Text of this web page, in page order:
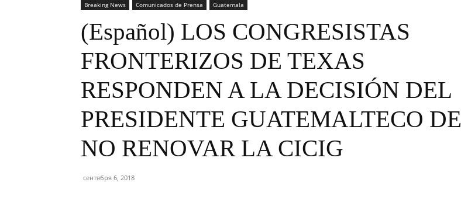
Breaking News Comunicados de Prensa Guatemala
(Español) LOS CONGRESISTAS
FRONTERIZOS DE TEXAS
RESPONDEN A LA DECISIÓN DEL
PRESIDENTE GUATEMALTECO DE
NO RENOVAR LA CICIG
сентября 6, 2018